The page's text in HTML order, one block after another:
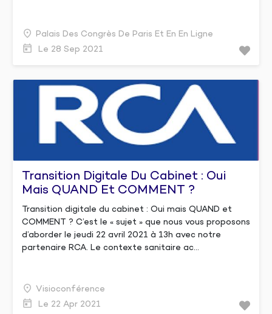
Palais Des Congrès De Paris Et En En Ligne
Le 28 Sep 2021
Transition Digitale Du Cabinet : Oui
Mais QUAND Et COMMENT ?
Transition digitale du cabinet : Oui mais QUAND et
COMMENT ? C’est le « sujet » que nous vous proposons
d’aborder le jeudi 22 avril 2021 à 13h avec notre
partenaire RCA. Le contexte sanitaire ac...
Visioconférence
Le 22 Apr 2021